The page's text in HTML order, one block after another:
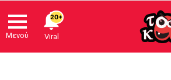
Μενού
20+
Viral